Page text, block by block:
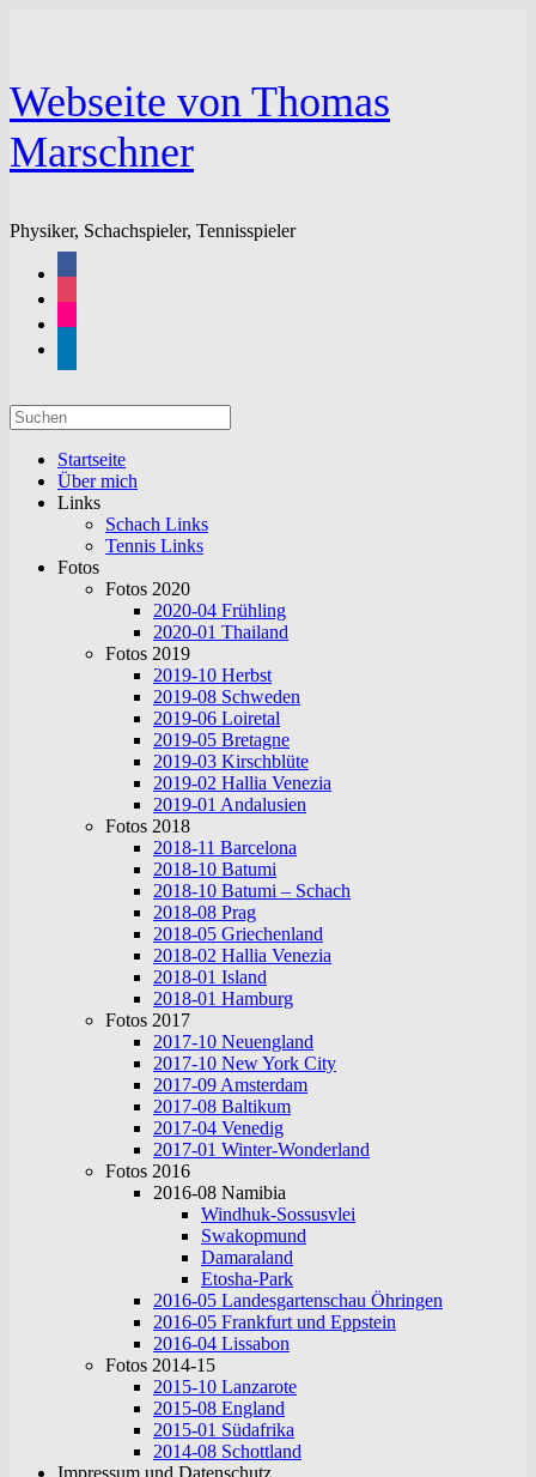
Webseite von Thomas
Marschner
Physiker, Schachspieler, Tennisspieler
Suchen
nach:
Startseite
Über mich
Links
Schach Links
Tennis Links
Fotos
Fotos 2020
2020-04 Frühling
2020-01 Thailand
Fotos 2019
2019-10 Herbst
2019-08 Schweden
2019-06 Loiretal
2019-05 Bretagne
2019-03 Kirschblüte
2019-02 Hallia Venezia
2019-01 Andalusien
Fotos 2018
2018-11 Barcelona
2018-10 Batumi
2018-10 Batumi – Schach
2018-08 Prag
2018-05 Griechenland
2018-02 Hallia Venezia
2018-01 Island
2018-01 Hamburg
Fotos 2017
2017-10 Neuengland
2017-10 New York City
2017-09 Amsterdam
2017-08 Baltikum
2017-04 Venedig
2017-01 Winter-Wonderland
Fotos 2016
2016-08 Namibia
Windhuk-Sossusvlei
Swakopmund
Damaraland
Etosha-Park
2016-05 Landesgartenschau Öhringen
2016-05 Frankfurt und Eppstein
2016-04 Lissabon
Fotos 2014-15
2015-10 Lanzarote
2015-08 England
2015-01 Südafrika
2014-08 Schottland
Impressum und Datenschutz